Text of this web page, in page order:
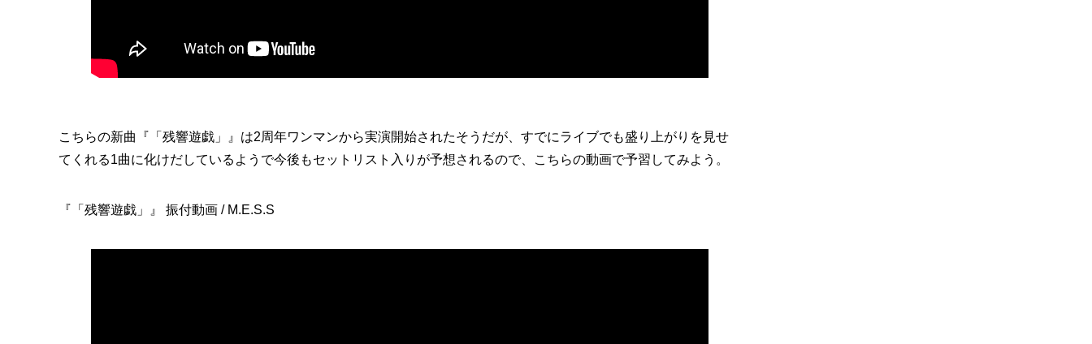
こちらの新曲『「残響遊戯」』は2周年ワンマンから実演開始されたそうだが、すでにライブでも盛り上がりを見せ
てくれる1曲に化けだしているようで今後もセットリスト入りが予想されるので、こちらの動画で予習してみよう。
『「残響遊戯」』 振付動画 / M.E.S.S